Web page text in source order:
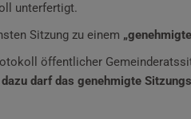
unterfertigt.
Sitzung zu einem
öffentlicher
darf das genehmigte